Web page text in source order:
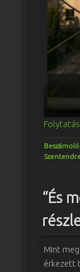
Folytatás
Beszámoló
“És
Mint
érkezett